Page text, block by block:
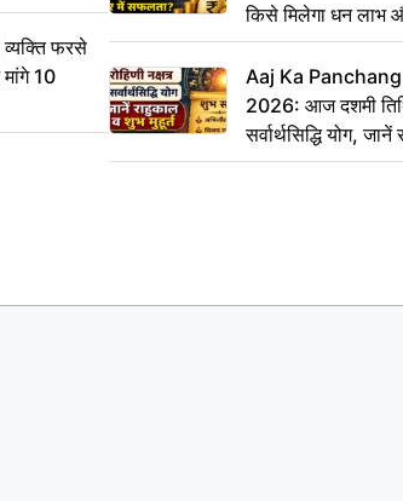
फरसे
10
किसे मिलेगा धन लाभ
Aaj Ka
2026: आज दशमी
सर्वार्थसिद्धि योग,